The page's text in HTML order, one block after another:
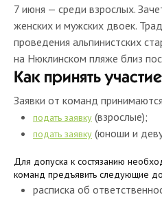
7 июня — среди взрослых.
женских и мужских двоек.
проведения альпинистских
на Нюклинском пляже близ
Как принять участие
Заявки от команд
подать заявку (взрослые);
подать заявку (юноши и
Для допуска к состязанию
команд предъявить следующие
расписка об